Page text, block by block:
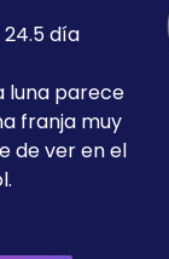
24.5 día
luna parece
franja muy
de ver en el